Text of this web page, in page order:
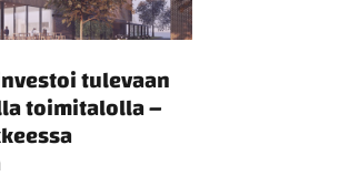
tulevaan
toimitalolla –